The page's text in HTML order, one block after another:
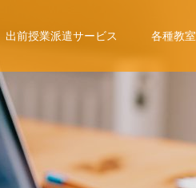
出前授業派遣サービス 各種教室